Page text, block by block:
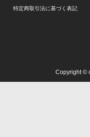
特定商取引法に基づく表記
Copyright ©